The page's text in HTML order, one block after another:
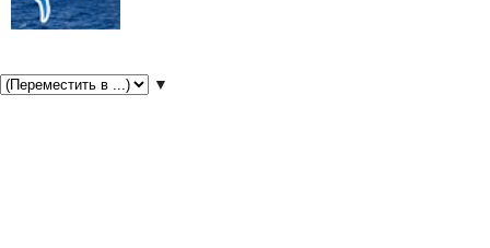
▼